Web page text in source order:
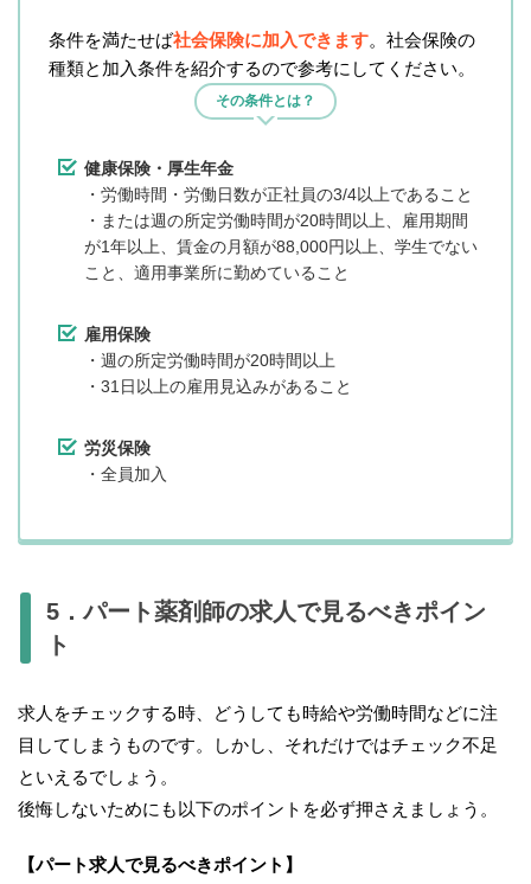
条件を満たせば社会保険に加入できます。社会保険の
種類と加入条件を紹介するので参考にしてください。
その条件とは？
健康保険・厚生年金
・労働時間・労働日数が正社員の3/4以上であること
・または週の所定労働時間が20時間以上、雇用期間
が1年以上、賃金の月額が88,000円以上、学生でない
こと、適用事業所に勤めていること
雇用保険
・週の所定労働時間が20時間以上
・31日以上の雇用見込みがあること
労災保険
・全員加入
5．パート薬剤師の求人で見るべきポイン
ト
求人をチェックする時、どうしても時給や労働時間などに注
目してしまうものです。しかし、それだけではチェック不足
といえるでしょう。
後悔しないためにも以下のポイントを必ず押さえましょう。
【パート求人で見るべきポイント】